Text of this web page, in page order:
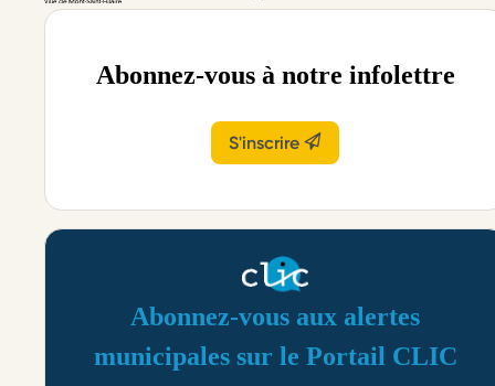
Abonnez-vous à notre infolettre
S'inscrire
Abonnez-vous aux alertes
municipales sur le Portail CLIC